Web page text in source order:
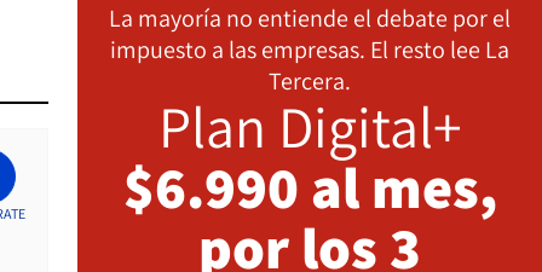
La mayoría no entiende el debate por el
impuesto a las empresas. El resto lee La
Tercera.
Plan Digital+
$6.990 al mes,
por los 3